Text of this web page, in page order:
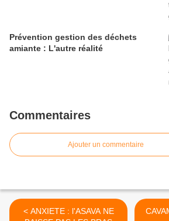
Prévention gestion des déchets
amiante : L'autre réalité
Commentaires
Ajouter un commentaire
< ANXIETE : l'ASAVA NE